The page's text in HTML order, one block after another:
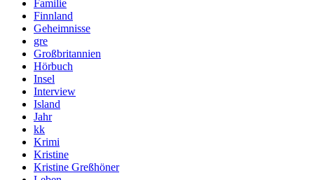
Familie
Finnland
Geheimnisse
gre
Großbritannien
Hörbuch
Insel
Interview
Island
Jahr
kk
Krimi
Kristine
Kristine Greßhöner